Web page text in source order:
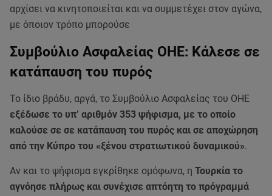
αρχίσει να κινητοποιείται και να συμμετέχει στον αγώνα,
με όποιον τρόπο μπορούσε
Συμβούλιο Ασφαλείας ΟΗΕ: Κάλεσε σε
κατάπαυση του πυρός
Το ίδιο βράδυ, αργά, το Συμβούλιο Ασφαλείας του ΟΗΕ
εξέδωσε το υπ’ αριθμόν 353 ψήφισμα, με το οποίο
καλούσε σε σε κατάπαυση του πυρός και σε αποχώρηση
από την Κύπρο του «ξένου στρατιωτικού δυναμικού».
Αν και το ψήφισμα εγκρίθηκε ομόφωνα, η Τουρκία το
αγνόησε πλήρως και συνέχισε απτόητη το πρόγραμμά